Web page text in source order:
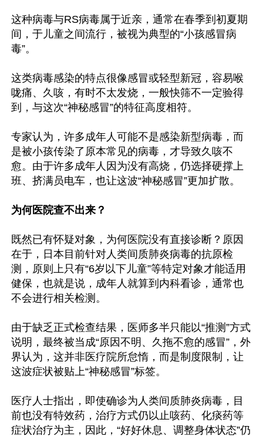
这种病毒与RS病毒属于近亲，通常在春季到初夏期
间，于儿童之间流行，被视为典型的“小孩感冒病
毒”。
这类病毒感染的特点很像感冒或轻型新冠，容易喉
咙痛、久咳，有时不太发烧，一般快筛不一定验得
到，与这次“神秘感冒”的特征高度相符。
专家认为，许多成年人可能不是感染新型病毒，而
是被小孩传染了原本常见的病毒，才导致久咳不
愈。由于许多成年人因为没有高烧，仍选择硬撑上
班、挤满员电车，也让这波“神秘感冒”更加扩散。
为何医院查不出来？
既然已有怀疑对象，为何医院没有直接诊断？原因
在于，日本目前针对人类间质肺炎病毒的抗原检
测，原则上只有“6岁以下儿童”等特定对象才能适用
健保，也就是说，成年人就算到内科看诊，通常也
不会进行相关检测。
由于缺乏正式检查结果，医师多半只能以“推测”方式
说明，最终被当成“原因不明、久拖不愈的感冒”，外
界认为，这并非医疗院所怠惰，而是制度限制，让
这波症状被贴上“神秘感冒”标签。
医疗人士指出，即使确诊为人类间质肺炎病毒，目
前也没有特效药，治疗方式仍以止咳药、化痰药等
症状治疗为主，因此，“好好休息、调整身体状态”仍